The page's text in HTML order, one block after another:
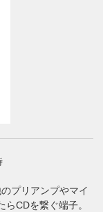
プリアンプやマイ
CDを繋ぐ端子。